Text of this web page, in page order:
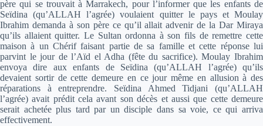
père qui se trouvait à Marrakech, pour l’informer que les enfants de
Seïdina (qu’ALLAH l’agrée) voulaient quitter le pays et Moulay
Ibrahim demanda à son père ce qu’il allait advenir de la Dar Miraya
qu’ils allaient quitter. Le Sultan ordonna à son fils de remettre cette
maison à un Chérif faisant partie de sa famille et cette réponse lui
parvint le jour de l’Aïd el Adha (fête du sacrifice). Moulay Ibrahim
envoya dire aux enfants de Seïdina (qu’ALLAH l’agrée) qu’ils
devaient sortir de cette demeure en ce jour même en allusion à des
réparations à entreprendre. Seïdina Ahmed Tidjani (qu’ALLAH
l’agrée) avait prédit cela avant son décès et aussi que cette demeure
serait achetée plus tard par un disciple dans sa voie, ce qui arriva
effectivement.